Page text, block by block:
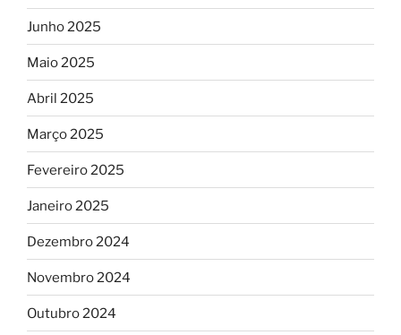
Junho 2025
Maio 2025
Abril 2025
Março 2025
Fevereiro 2025
Janeiro 2025
Dezembro 2024
Novembro 2024
Outubro 2024